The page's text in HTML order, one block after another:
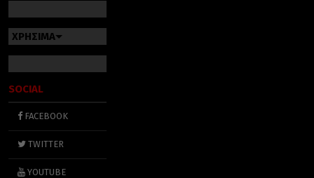
ΧΡΗΣΙΜΑ
SOCIAL
FACEBOOK
TWITTER
YOUTUBE